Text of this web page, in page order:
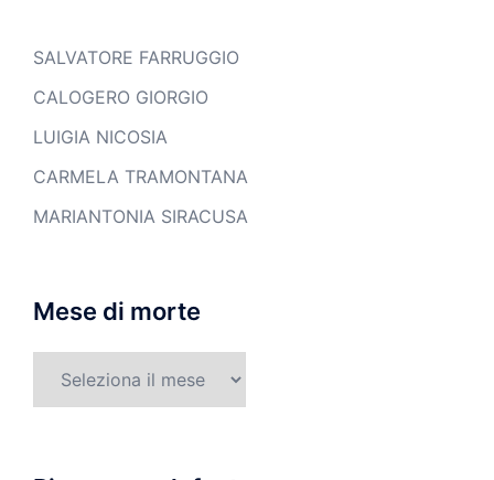
SALVATORE FARRUGGIO
CALOGERO GIORGIO
LUIGIA NICOSIA
CARMELA TRAMONTANA
MARIANTONIA SIRACUSA
Mese di morte